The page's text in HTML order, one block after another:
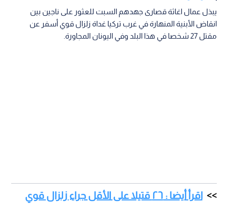
يبذل عمال اغاثة قصارى جهدهم السبت للعثور على ناجين بين
انقاض الأبنية المنهارة في غرب تركيا غداة زلزال قوي أسفر عن
مقتل 27 شخصا في هذا البلد وفي اليونان المجاورة.
اقرأ أيضا : ٢٦ قتيلا على الأقل جراء زلزال قوي